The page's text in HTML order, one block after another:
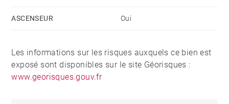
ASCENSEUR Oui
Les informations sur les risques auxquels ce bien est
exposé sont disponibles sur le site Géorisques :
www.georisques.gouv.fr